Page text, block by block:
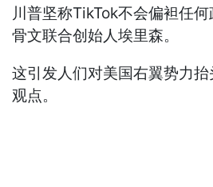
川普坚称TikTok不会偏袒任
骨文联合创始人埃里森。
这引发人们对美国右翼势力
观点。